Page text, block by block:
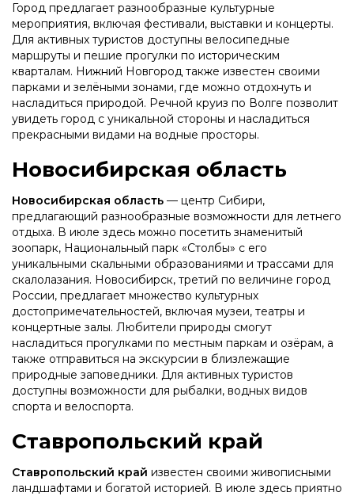
Город предлагает разнообразные культурные
мероприятия, включая фестивали, выставки и концерты.
Для активных туристов доступны велосипедные
маршруты и пешие прогулки по историческим
кварталам. Нижний Новгород также известен своими
парками и зелёными зонами, где можно отдохнуть и
насладиться природой. Речной круиз по Волге позволит
увидеть город с уникальной стороны и насладиться
прекрасными видами на водные просторы.
Новосибирская область
Новосибирская область — центр Сибири,
предлагающий разнообразные возможности для летнего
отдыха. В июле здесь можно посетить знаменитый
зоопарк, Национальный парк «Столбы» с его
уникальными скальными образованиями и трассами для
скалолазания. Новосибирск, третий по величине город
России, предлагает множество культурных
достопримечательностей, включая музеи, театры и
концертные залы. Любители природы смогут
насладиться прогулками по местным паркам и озёрам, а
также отправиться на экскурсии в близлежащие
природные заповедники. Для активных туристов
доступны возможности для рыбалки, водных видов
спорта и велоспорта.
Ставропольский край
Ставропольский край известен своими живописными
ландшафтами и богатой историей. В июле здесь приятно